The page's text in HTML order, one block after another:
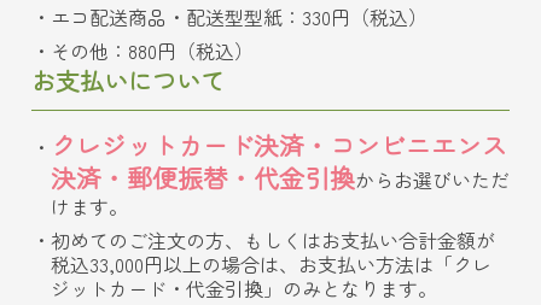
エコ配送商品・配送型型紙：330円（税込）
その他：880円（税込）
お支払いについて
クレジットカード決済・コンビニエンス
決済・郵便振替・代金引換からお選びいただ
けます。
初めてのご注文の方、もしくはお支払い合計金額が
税込33,000円以上の場合は、お支払い方法は「クレ
ジットカード・代金引換」のみとなります。